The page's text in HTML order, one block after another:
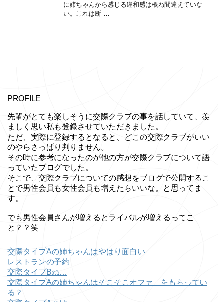
に姉ちゃんから感じる違和感は概ね間違えていな
い。これは断 …
PROFILE
先輩がとても楽しそうに交際クラブの事を話していて、羨
ましく思い私も登録させていただきました。
ただ、実際に登録するとなると、どこの交際クラブがいい
のやらさっぱり判りません。
その時に参考になったのが他の方が交際クラブについて語
っていたブログでした。
そこで、交際クラブについての感想をブログで公開するこ
とで男性会員も女性会員も増えたらいいな。と思ってま
す。
でも男性会員さんが増えるとライバルが増えるってこ
と？？笑
交際タイプAの姉ちゃんはやはり面白い
レストランの予約
交際タイプBね…
交際タイプAの姉ちゃんはそこそこオファーをもらってい
る？